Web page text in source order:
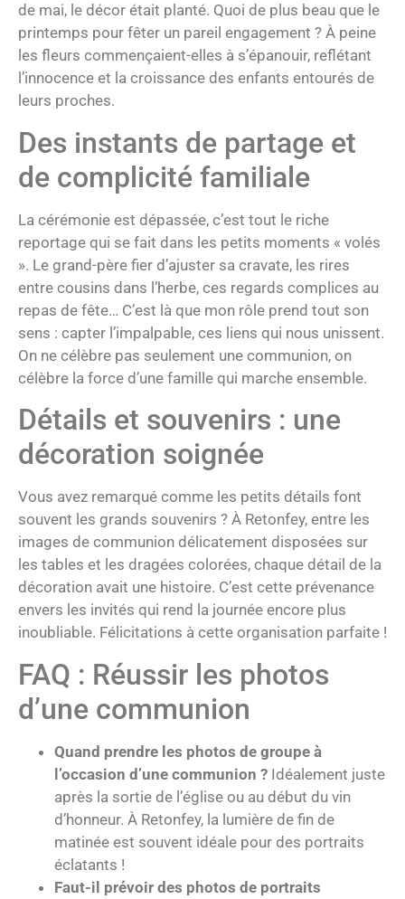
de mai, le décor était planté. Quoi de plus beau que le
printemps pour fêter un pareil engagement ? À peine
les fleurs commençaient-elles à s’épanouir, reflétant
l’innocence et la croissance des enfants entourés de
leurs proches.
Des instants de partage et
de complicité familiale
La cérémonie est dépassée, c’est tout le riche
reportage qui se fait dans les petits moments « volés
». Le grand-père fier d’ajuster sa cravate, les rires
entre cousins dans l’herbe, ces regards complices au
repas de fête… C’est là que mon rôle prend tout son
sens : capter l’impalpable, ces liens qui nous unissent.
On ne célèbre pas seulement une communion, on
célèbre la force d’une famille qui marche ensemble.
Détails et souvenirs : une
décoration soignée
Vous avez remarqué comme les petits détails font
souvent les grands souvenirs ? À Retonfey, entre les
images de communion délicatement disposées sur
les tables et les dragées colorées, chaque détail de la
décoration avait une histoire. C’est cette prévenance
envers les invités qui rend la journée encore plus
inoubliable. Félicitations à cette organisation parfaite !
FAQ : Réussir les photos
d’une communion
Quand prendre les photos de groupe à
l’occasion d’une communion ? Idéalement juste
après la sortie de l’église ou au début du vin
d’honneur. À Retonfey, la lumière de fin de
matinée est souvent idéale pour des portraits
éclatants !
Faut-il prévoir des photos de portraits